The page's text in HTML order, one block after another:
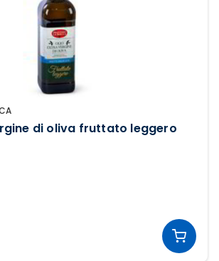
di oliva fruttato leggero